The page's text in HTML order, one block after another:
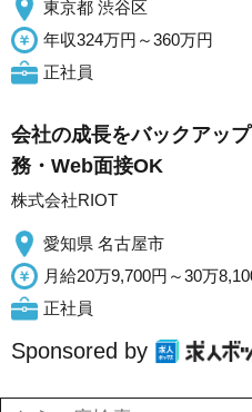
東京都 渋谷区
年収324万円～360万円
正社員
会社の成長をバックアッ
務・Web面接OK
株式会社RIOT
愛知県 名古屋市
月給20万9,700円～30万
正社員
Sponsored by